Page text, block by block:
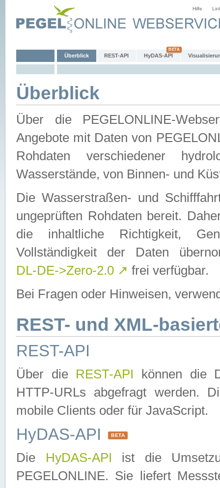
Hilfe
Überblick REST-API HyDAS-API
Überblick
Über die PEGELONLINE-
Angebote mit Daten von
Rohdaten verschiedener
Wasserstände, von Binnen- und
Die Wasserstraßen- und
ungeprüften Rohdaten bereit.
die inhaltliche Richtigkeit,
Vollständigkeit der Daten
DL-DE->Zero-2.0 ↗ frei verfügbar.
Bei Fragen oder Hinweisen,
REST- und XML-
REST-API
Über die REST-API können die
HTTP-URLs abgefragt werden.
mobile Clients oder für JavaScript.
HyDAS-API BETA
Die HyDAS-API ist die
PEGELONLINE. Sie liefert